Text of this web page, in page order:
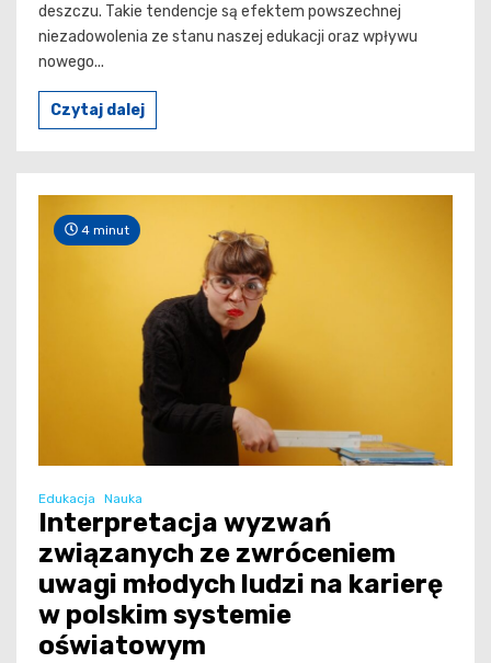
deszczu. Takie tendencje są efektem powszechnej
niezadowolenia ze stanu naszej edukacji oraz wpływu
nowego...
Czytaj dalej
4 minut
Edukacja Nauka
Interpretacja wyzwań
związanych ze zwróceniem
uwagi młodych ludzi na karierę
w polskim systemie
oświatowym